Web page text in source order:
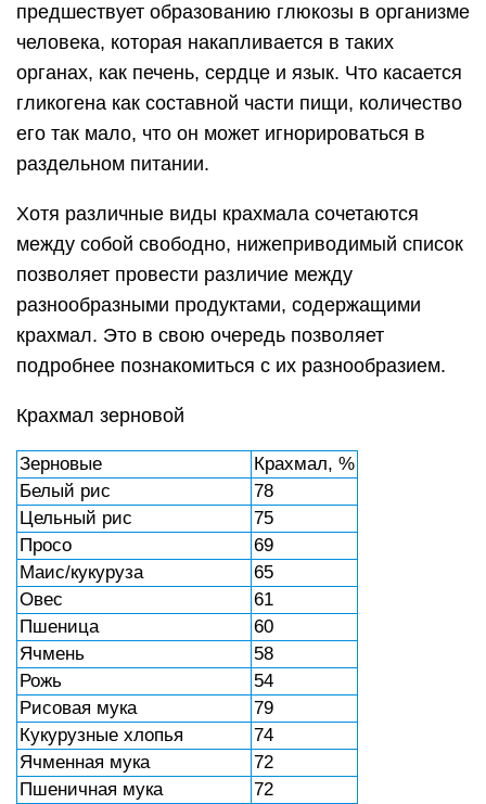
предшествует образованию глюкозы в организме
человека, которая накапливается в таких
органах, как печень, сердце и язык. Что касается
гликогена как составной части пищи, количество
его так мало, что он может игнорироваться в
раздельном питании.
Хотя различные виды крахмала сочетаются
между собой свободно, нижеприводимый список
позволяет провести различие между
разнообразными продуктами, содержащими
крахмал. Это в свою очередь позволяет
подробнее познакомиться с их разнообразием.
Крахмал зерновой
Зерновые
Крахмал, %
Белый рис
78
Цельный рис
75
Просо
69
Маис/кукуруза
65
Овес
61
Пшеница
60
Ячмень
58
Рожь
54
Рисовая мука
79
Кукурузные хлопья
74
Ячменная мука
72
Пшеничная мука
72